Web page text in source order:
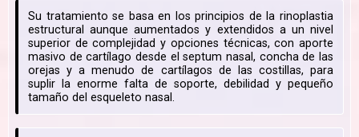
Su tratamiento se basa en los principios de la rinoplastia
estructural aunque aumentados y extendidos a un nivel
superior de complejidad y opciones técnicas, con aporte
masivo de cartílago desde el septum nasal, concha de las
orejas y a menudo de cartílagos de las costillas, para
suplir la enorme falta de soporte, debilidad y pequeño
tamaño del esqueleto nasal.